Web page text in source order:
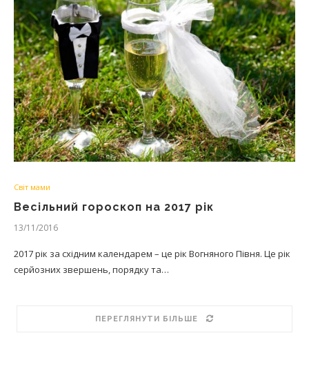
Світ мами
Весільний гороскоп на 2017 рік
13/11/2016
2017 рік за східним календарем – це рік Вогняного Півня. Це рік
серйозних звершень, порядку та…
ПЕРЕГЛЯНУТИ БІЛЬШЕ